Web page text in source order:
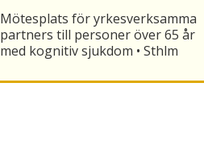
Mötesplats för yrkesverksamma
partners till personer över 65 år
med kognitiv sjukdom • Sthlm